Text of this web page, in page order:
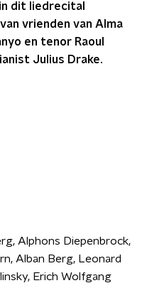
dit liedrecital
vrienden van Alma
en tenor Raoul
Julius Drake.
Alphons Diepenbrock,
Alban Berg, Leonard
Erich Wolfgang